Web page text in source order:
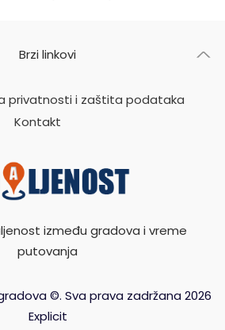
Brzi linkovi
privatnosti i zaštita podataka
Kontakt
između gradova i vreme
putovanja
©. Sva prava zadržana 2026
Explicit